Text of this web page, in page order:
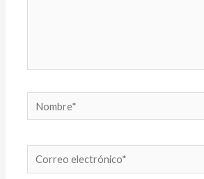
Nombre*
Correo
electrónico*